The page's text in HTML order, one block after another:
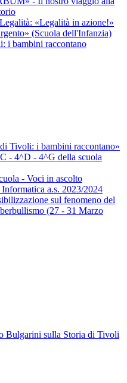
«Legalità in azione!»
(Scuola dell'Infanzia)
i bambini raccontano
Tivoli: i bambini raccontano»
- 4^D - 4^G della scuola
- Voci in ascolto
a.s. 2023/2024
sul fenomeno del
(27 - 31 Marzo
Bulgarini sulla Storia di Tivoli